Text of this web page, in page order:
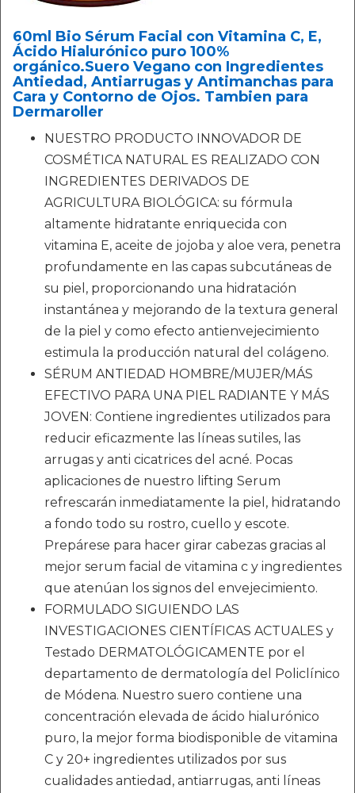
60ml Bio Sérum Facial con Vitamina C, E,
Ácido Hialurónico puro 100%
orgánico.Suero Vegano con Ingredientes
Antiedad, Antiarrugas y Antimanchas para
Cara y Contorno de Ojos. Tambien para
Dermaroller
NUESTRO PRODUCTO INNOVADOR DE
COSMÉTICA NATURAL ES REALIZADO CON
INGREDIENTES DERIVADOS DE
AGRICULTURA BIOLÓGICA: su fórmula
altamente hidratante enriquecida con
vitamina E, aceite de jojoba y aloe vera, penetra
profundamente en las capas subcutáneas de
su piel, proporcionando una hidratación
instantánea y mejorando de la textura general
de la piel y como efecto antienvejecimiento
estimula la producción natural del colágeno.
SÉRUM ANTIEDAD HOMBRE/MUJER/MÁS
EFECTIVO PARA UNA PIEL RADIANTE Y MÁS
JOVEN: Contiene ingredientes utilizados para
reducir eficazmente las líneas sutiles, las
arrugas y anti cicatrices del acné. Pocas
aplicaciones de nuestro lifting Serum
refrescarán inmediatamente la piel, hidratando
a fondo todo su rostro, cuello y escote.
Prepárese para hacer girar cabezas gracias al
mejor serum facial de vitamina c y ingredientes
que atenúan los signos del envejecimiento.
FORMULADO SIGUIENDO LAS
INVESTIGACIONES CIENTÍFICAS ACTUALES y
Testado DERMATOLÓGICAMENTE por el
departamento de dermatología del Policlínico
de Módena. Nuestro suero contiene una
concentración elevada de ácido hialurónico
puro, la mejor forma biodisponible de vitamina
C y 20+ ingredientes utilizados por sus
cualidades antiedad, antiarrugas, anti líneas